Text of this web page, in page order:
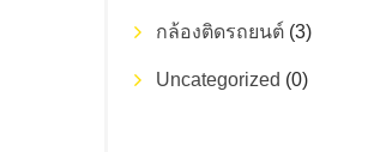
กล้องติดรถยนต์ (3)
Uncategorized (0)